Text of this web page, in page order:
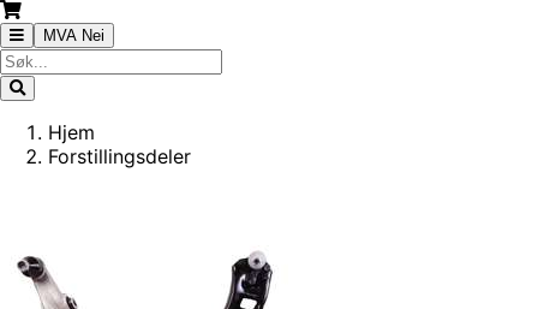
MVA Nei
Hjem
Forstillingsdeler